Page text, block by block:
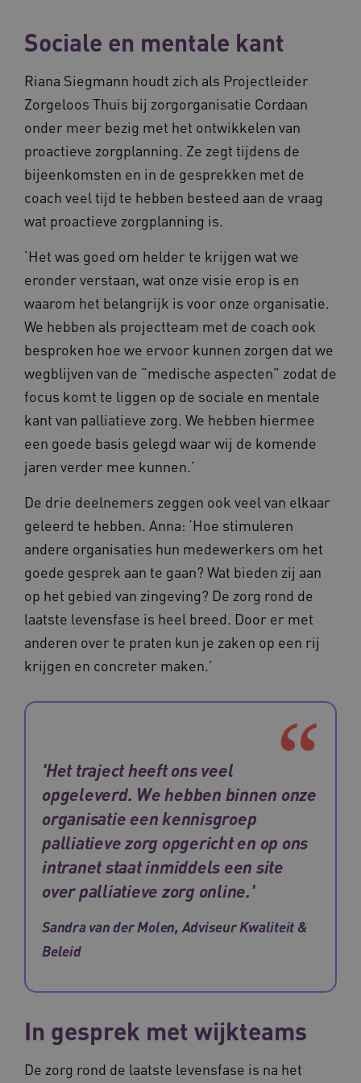
Sociale en mentale kant
Riana Siegmann houdt zich als Projectleider
Zorgeloos Thuis bij zorgorganisatie Cordaan
onder meer bezig met het ontwikkelen van
proactieve zorgplanning. Ze zegt tijdens de
bijeenkomsten en in de gesprekken met de
coach veel tijd te hebben besteed aan de vraag
wat proactieve zorgplanning is.
‘Het was goed om helder te krijgen wat we
eronder verstaan, wat onze visie erop is en
waarom het belangrijk is voor onze organisatie.
We hebben als projectteam met de coach ook
besproken hoe we ervoor kunnen zorgen dat we
wegblijven van de “medische aspecten” zodat de
focus komt te liggen op de sociale en mentale
kant van palliatieve zorg. We hebben hiermee
een goede basis gelegd waar wij de komende
jaren verder mee kunnen.’
De drie deelnemers zeggen ook veel van elkaar
geleerd te hebben. Anna: ‘Hoe stimuleren
andere organisaties hun medewerkers om het
goede gesprek aan te gaan? Wat bieden zij aan
op het gebied van zingeving? De zorg rond de
laatste levensfase is heel breed. Door er met
anderen over te praten kun je zaken op een rij
krijgen en concreter maken.’
'Het traject heeft ons veel
opgeleverd. We hebben binnen onze
organisatie een kennisgroep
palliatieve zorg opgericht en op ons
intranet staat inmiddels een site
over palliatieve zorg online.'
Sandra van der Molen, Adviseur Kwaliteit &
Beleid
In gesprek met wijkteams
De zorg rond de laatste levensfase is na het
__Secure-ROLLOUT_TOKEN .youtube.com
.waardigheidentrots.nl
CookieScriptConsent
CookieScript
www.waardigheidentrots.nl
AWSALBCORS
Amazon.com Inc.
m906.waardigheidentrots.nl
ARRAffinitySameSite
Microsoft Corporation
.waardigheidentrots.nl
Amazon.com Inc.
vilans.blueconic.net
Google Privacy Policy